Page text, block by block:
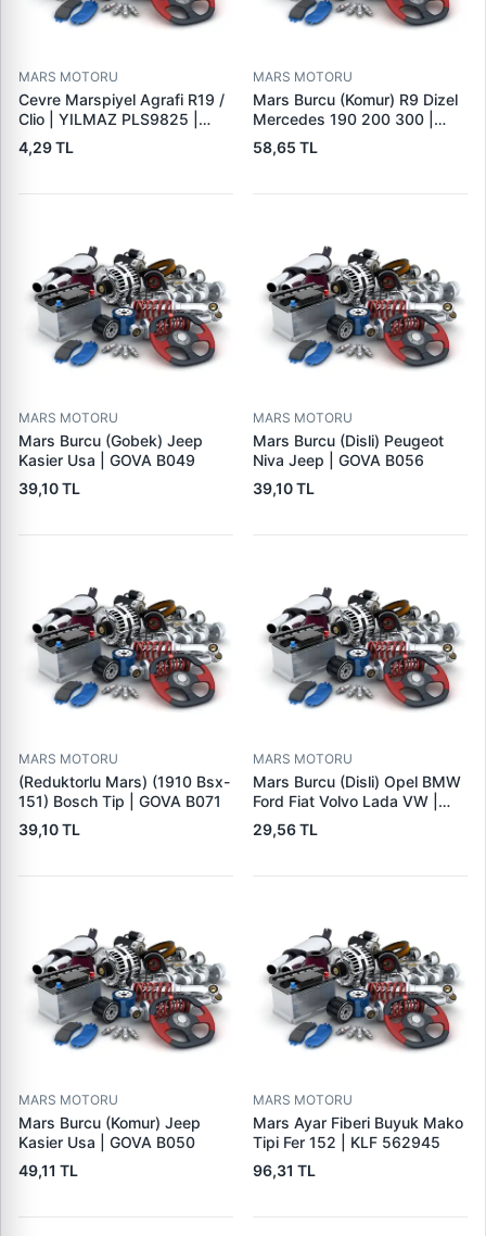
MARS MOTORU
Cevre Marspiyel Agrafi R19 /
Clio | YILMAZ PLS9825 |
OEM 7703077256
4,29 TL
MARS MOTORU
Mars Burcu (Komur) R9 Dizel
Mercedes 190 200 300 |
GOVA B047
58,65 TL
MARS MOTORU
Mars Burcu (Gobek) Jeep
Kasier Usa | GOVA B049
39,10 TL
MARS MOTORU
Mars Burcu (Disli) Peugeot
Niva Jeep | GOVA B056
39,10 TL
MARS MOTORU
(Reduktorlu Mars) (1910 Bsx-
151) Bosch Tip | GOVA B071
39,10 TL
MARS MOTORU
Mars Burcu (Disli) Opel BMW
Ford Fiat Volvo Lada VW |
GOVA B090
29,56 TL
MARS MOTORU
Mars Burcu (Komur) Jeep
Kasier Usa | GOVA B050
49,11 TL
MARS MOTORU
Mars Ayar Fiberi Buyuk Mako
Tipi Fer 152 | KLF 562945
96,31 TL